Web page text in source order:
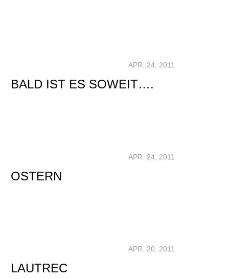
APR. 24, 2011
BALD IST ES SOWEIT….
APR. 24, 2011
OSTERN
APR. 20, 2011
LAUTREC